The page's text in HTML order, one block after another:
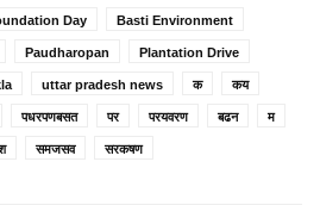
Day Basti Environment
Paudharopan Plantation Drive
uttar pradesh news क कय
पधरपणबसत पर परयवरण बढन म
समजसव सरकषण